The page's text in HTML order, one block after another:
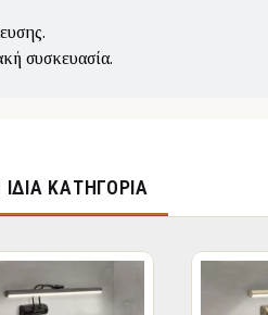
συσκευασία.
ΚΑΤΗΓΟΡΊΑ